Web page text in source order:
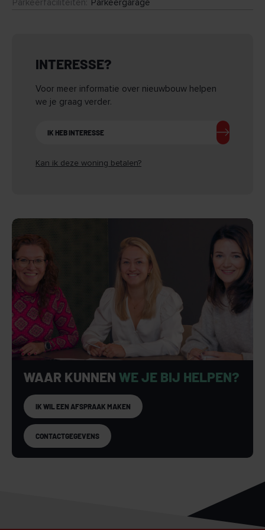
Parkeerfaciliteiten Parkeergarage
INTERESSE?
Voor meer informatie over nieuwbouw helpen
we je graag verder.
IK HEB INTERESSE
Kan ik deze woning betalen?
WAAR KUNNEN WE JE BIJ HELPEN?
IK WIL EEN AFSPRAAK MAKEN
CONTACTGEGEVENS